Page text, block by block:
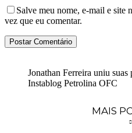
Salve meu nome, e-mail e site
vez que eu comentar.
Jonathan Ferreira uniu
Instablog Petrolina OFC
MAIS